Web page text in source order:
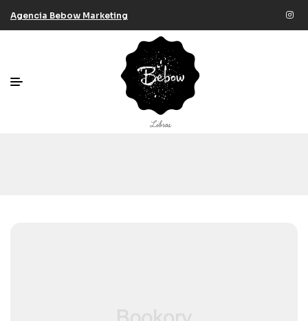
Agencia Bebow Marketing